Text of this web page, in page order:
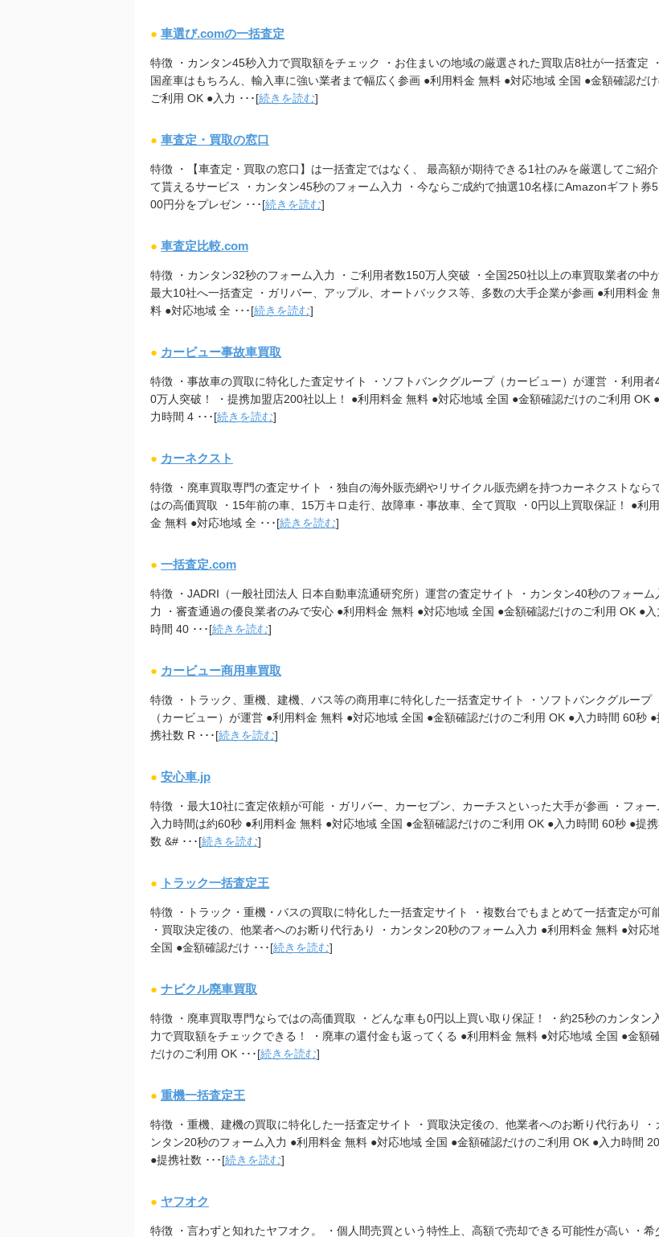
● 車選び.comの一括査定
特徴 ・カンタン45秒入力で買取額をチェック ・お住まいの地域の厳選された買取店8社が一括査定 ・
国産車はもちろん、輸入車に強い業者まで幅広く参画 ●利用料金 無料 ●対応地域 全国 ●金額確認だ
ご利用 OK ●入力 ･･･[続きを読む]
● 車査定・買取の窓口
特徴 ・【車査定・買取の窓口】は一括査定ではなく、 最高額が期待できる1社のみを厳選してご紹介
て貰えるサービス ・カンタン45秒のフォーム入力 ・今ならご成約で抽選10名様にAmazonギフト券
00円分をプレゼン ･･･[続きを読む]
● 車査定比較.com
特徴 ・カンタン32秒のフォーム入力 ・ご利用者数150万人突破 ・全国250社以上の車買取業者の中
最大10社へ一括査定 ・ガリバー、アップル、オートバックス等、多数の大手企業が参画 ●利用料金
料 ●対応地域 全 ･･･[続きを読む]
● カービュー事故車買取
特徴 ・事故車の買取に特化した査定サイト ・ソフトバンクグループ（カービュー）が運営 ・利用者
0万人突破！ ・提携加盟店200社以上！ ●利用料金 無料 ●対応地域 全国 ●金額確認だけのご利用 OK
力時間 4 ･･･[続きを読む]
● カーネクスト
特徴 ・廃車買取専門の査定サイト ・独自の海外販売網やリサイクル販売網を持つカーネクストなら
はの高価買取 ・15年前の車、15万キロ走行、故障車・事故車、全て買取 ・0円以上買取保証！ ●利
金 無料 ●対応地域 全 ･･･[続きを読む]
● 一括査定.com
特徴 ・JADRI（一般社団法人 日本自動車流通研究所）運営の査定サイト ・カンタン40秒のフォーム
力 ・審査通過の優良業者のみで安心 ●利用料金 無料 ●対応地域 全国 ●金額確認だけのご利用 OK ●入
時間 40 ･･･[続きを読む]
● カービュー商用車買取
特徴 ・トラック、重機、建機、バス等の商用車に特化した一括査定サイト ・ソフトバンクグループ
（カービュー）が運営 ●利用料金 無料 ●対応地域 全国 ●金額確認だけのご利用 OK ●入力時間 60秒 ●
携社数 R ･･･[続きを読む]
● 安心車.jp
特徴 ・最大10社に査定依頼が可能 ・ガリバー、カーセブン、カーチスといった大手が参画 ・フォー
入力時間は約60秒 ●利用料金 無料 ●対応地域 全国 ●金額確認だけのご利用 OK ●入力時間 60秒 ●提
数 &# ･･･[続きを読む]
● トラック一括査定王
特徴 ・トラック・重機・バスの買取に特化した一括査定サイト ・複数台でもまとめて一括査定が可
・買取決定後の、他業者へのお断り代行あり ・カンタン20秒のフォーム入力 ●利用料金 無料 ●対応
全国 ●金額確認だけ ･･･[続きを読む]
● ナビクル廃車買取
特徴 ・廃車買取専門ならではの高価買取 ・どんな車も0円以上買い取り保証！ ・約25秒のカンタン
力で買取額をチェックできる！ ・廃車の還付金も返ってくる ●利用料金 無料 ●対応地域 全国 ●金額
だけのご利用 OK ･･･[続きを読む]
● 重機一括査定王
特徴 ・重機、建機の買取に特化した一括査定サイト ・買取決定後の、他業者へのお断り代行あり ・
ンタン20秒のフォーム入力 ●利用料金 無料 ●対応地域 全国 ●金額確認だけのご利用 OK ●入力時間
●提携社数 ･･･[続きを読む]
● ヤフオク
特徴 ・言わずと知れたヤフオク。 ・個人間売買という特性上、高額で売却できる可能性が高い ・希